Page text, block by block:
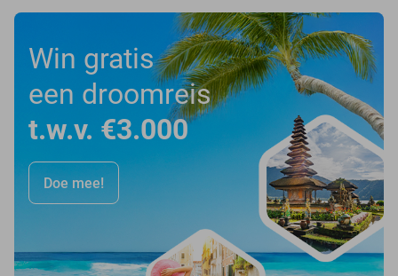
Win gratis
een droomreis
t.w.v. €3.000
Doe mee!